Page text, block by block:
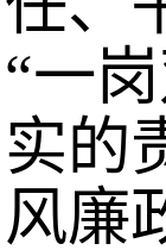
“一
实的
风廉